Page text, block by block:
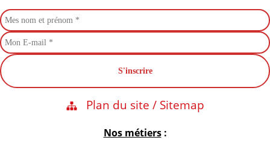
Plan du site / Sitemap
Nos métiers: